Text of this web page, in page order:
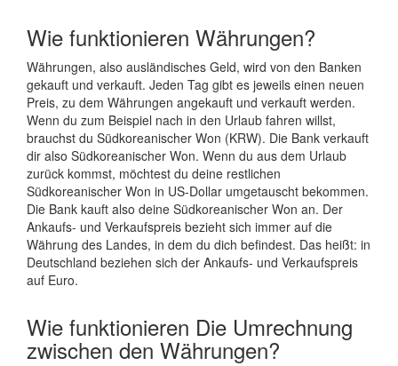
Wie funktionieren Währungen?
Währungen, also ausländisches Geld, wird von den Banken
gekauft und verkauft. Jeden Tag gibt es jeweils einen neuen
Preis, zu dem Währungen angekauft und verkauft werden.
Wenn du zum Beispiel nach in den Urlaub fahren willst,
brauchst du Südkoreanischer Won (KRW). Die Bank verkauft
dir also Südkoreanischer Won. Wenn du aus dem Urlaub
zurück kommst, möchtest du deine restlichen
Südkoreanischer Won in US-Dollar umgetauscht bekommen.
Die Bank kauft also deine Südkoreanischer Won an. Der
Ankaufs- und Verkaufspreis bezieht sich immer auf die
Währung des Landes, in dem du dich befindest. Das heißt: in
Deutschland beziehen sich der Ankaufs- und Verkaufspreis
auf Euro.
Wie funktionieren Die Umrechnung
zwischen den Währungen?